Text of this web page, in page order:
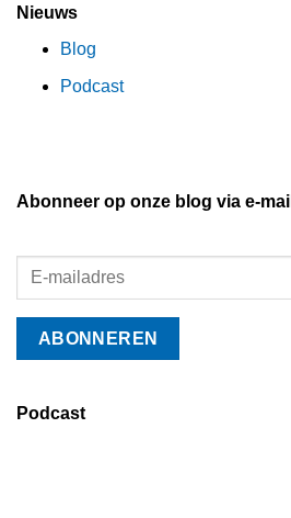
Nieuws
Blog
Podcast
Abonneer op onze blog via e-mail
Podcast